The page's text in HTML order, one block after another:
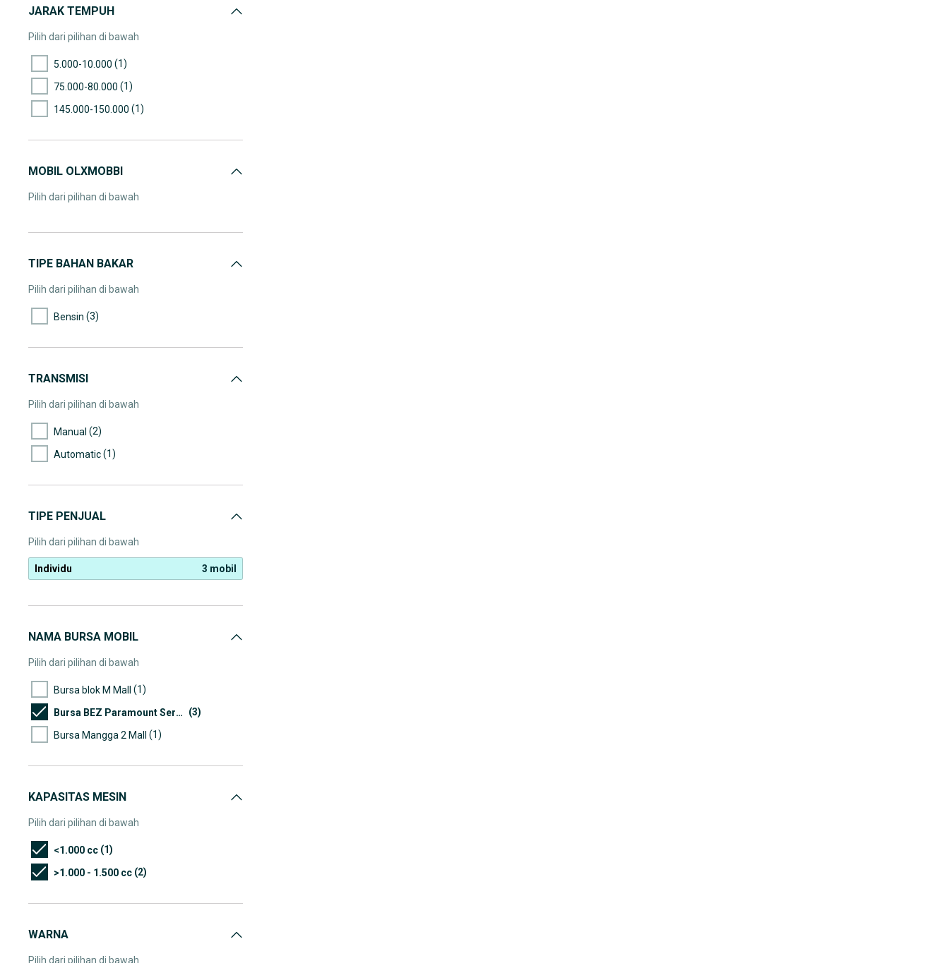
JARAK TEMPUH
Pilih dari pilihan di bawah
5.000-10.000 (1)
75.000-80.000 (1)
145.000-150.000 (1)
MOBIL OLXMOBBI
Pilih dari pilihan di bawah
TIPE BAHAN BAKAR
Pilih dari pilihan di bawah
Bensin (3)
TRANSMISI
Pilih dari pilihan di bawah
Manual (2)
Automatic(1)
TIPE PENJUAL
Pilih dari pilihan di bawah
Individu 3 mobil
NAMA BURSA MOBIL
Pilih dari pilihan di bawah
Bursa blok M Mall (1)
Bursa BEZ Paramount Serpong (3)
Bursa Mangga 2 Mall (1)
KAPASITAS MESIN
Pilih dari pilihan di bawah
<1.000 cc (1)
>1.000 - 1.500 cc (2)
WARNA
Pilih dari pilihan di bawah